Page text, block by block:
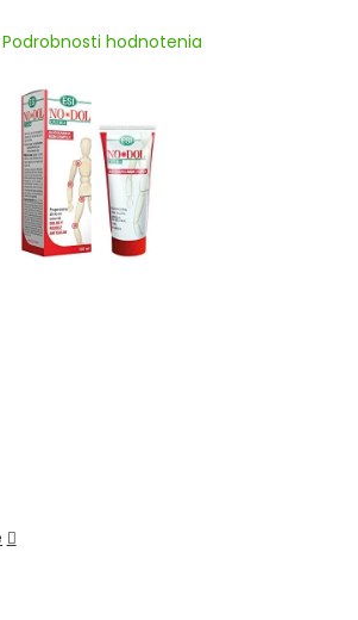
Podrobnosti hodnotenia